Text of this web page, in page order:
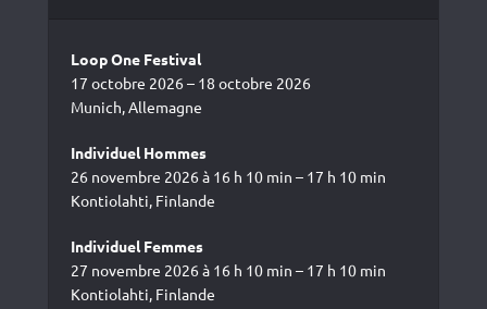
Loop One Festival
17 octobre 2026 – 18 octobre 2026
Munich, Allemagne
Individuel Hommes
26 novembre 2026 à 16 h 10 min – 17 h 10 min
Kontiolahti, Finlande
Individuel Femmes
27 novembre 2026 à 16 h 10 min – 17 h 10 min
Kontiolahti, Finlande